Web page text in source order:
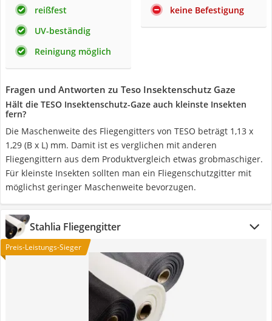
reißfest
UV-beständig
Reinigung möglich
keine Befestigung
Fragen und Antworten zu Teso Insektenschutz Gaze
Hält die TESO Insektenschutz-Gaze auch kleinste Insekten
fern?
Die Maschenweite des Fliegengitters von TESO beträgt 1,13 x
1,29 (B x L) mm. Damit ist es verglichen mit anderen
Fliegengittern aus dem Produktvergleich etwas grobmaschiger.
Für kleinste Insekten sollten man ein Fliegenschutzgitter mit
möglichst geringer Maschenweite bevorzugen.
Stahlia Fliegengitter
Preis-Leistungs-Sieger